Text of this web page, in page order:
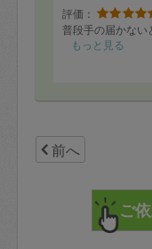
評価：
普段手の届かない
もっと見る
前へ